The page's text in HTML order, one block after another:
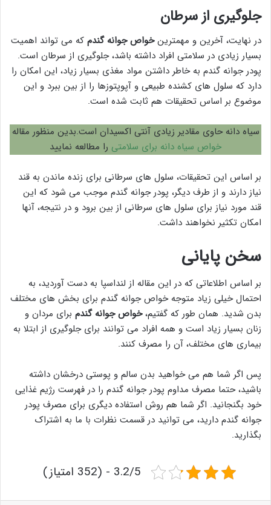
جلوگیری از سرطان
در نهایت، آخرین و مهمترینخواص جوانه گندم که می تواند اهمیت
بسیار زیادی در سلامتی افراد داشته باشد، جلوگیری از سرطان است.
پودر جوانه گندم به خاطر داشتن مواد مغذی بسیار زیاد، این امکان را
دارد که سلول های کشنده طبیعی و آپوپتوزها را از بین ببرد و این
موضوع بر اساس تحقیقات هم ثابت شده است.
سیاه دانه حاوی مقادیر زیادی آنتی اکسیدان است.بدین منظور مقاله
خواص سیاه دانه برای سلامتی را مطالعه نمایید
بر اساس این تحقیقات، سلول های سرطانی برای زنده ماندن به قند
نیاز دارند و از طرف دیگر، پودر جوانه گندم موجب می شود که این
قند مورد نیاز برای سلول های سرطانی از بین برود و در نتیجه، آنها
امکان تکثیر نخواهند داشت.
سخن پایانی
بر اساس اطلاعاتی که در این مقاله از لنداسپا به دست آوردید، به
احتمال خیلی زیاد متوجه خواص جوانه گندم برای بخش های مختلف
بدن شدید. همان طور که گفتیم،خواص جوانه گندم برای مردان و
زنان بسیار زیاد است و همه افراد می توانند برای جلوگیری از ابتلا به
بیماری های مختلف، آن را مصرف کنند.
پس اگر شما هم می خواهید بدن سالم و پوستی درخشان داشته
باشید، حتما مصرف مداوم پودر جوانه گندم را در فهرست رژیم غذایی
خود بگنجانید. اگر شما هم روش استفاده دیگری برای مصرف پودر
جوانه گندم دارید، می توانید در قسمت نظرات با ما به اشتراک
بگذارید.
3.2/5 - (352 امتیاز)